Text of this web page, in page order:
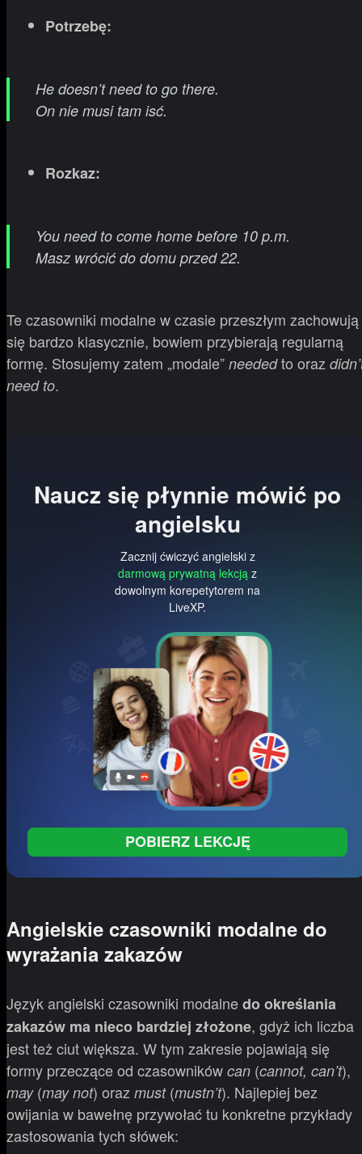
Potrzebę:
He doesn’t need to go there.
On nie musi tam isć.
Rozkaz:
You need to come home before 10 p.m.
Masz wrócić do domu przed 22.
Te czasowniki modalne w czasie przeszłym zachowują
się bardzo klasycznie, bowiem przybierają regularną
formę. Stosujemy zatem „modale” neededto oraz
need to.
Naucz się płynnie mówić po
angielsku
Zacznij ćwiczyć angielski z
darmową prywatną lekcją z
dowolnym korepetytorem na
LiveXP.
POBIERZ LEKCJĘ
Angielskie czasowniki modalne do
wyrażania zakazów
Język angielski czasowniki modalnedo określania
zakazów ma nieco bardziej złożone, gdyż ich liczba
jest też ciut większa. W tym zakresie pojawiają się
formy przeczące od czasowników can (cannot, can’t),
may(may not) oraz must(mustn’t). Najlepiej bez
owijania w bawełnę przywołać tu konkretne przykłady
zastosowania tych słówek: